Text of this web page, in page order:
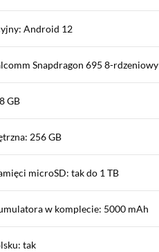
Android 12
Snapdragon 695 8-rdzeniowy
GB
256 GB
microSD: tak do 1 TB
w komplecie: 5000 mAh
tak